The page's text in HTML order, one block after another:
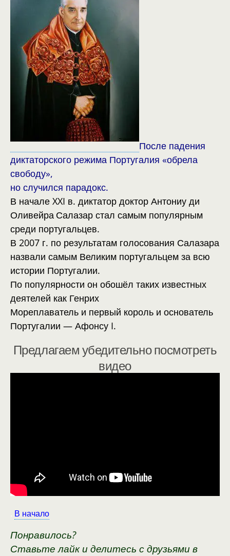
После падения
диктаторского режима Португалия «обрела
свободу»,
но случился парадокс.
В начале XXI в. диктатор доктор Антониу ди
Оливейра Салазар стал самым популярным
среди португальцев.
В 2007 г. по результатам голосования Салазара
назвали самым Великим португальцем за всю
истории Португалии.
По популярности он обошёл таких известных
деятелей как Генрих
Мореплаватель и первый король и основатель
Португалии — Афонсу I.
Предлагаем убедительно посмотреть
видео
В начало
Понравилось?
Ставьте лайк и делитесь с друзьями в